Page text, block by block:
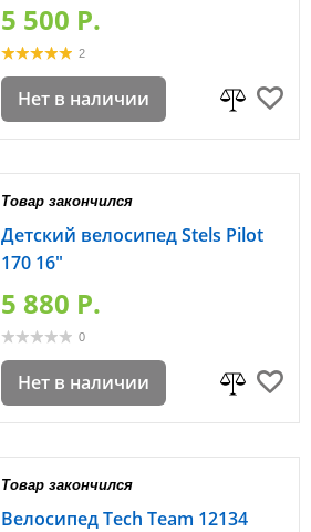
5 500 P.
2
Нет в наличии
Товар закончился
Детский велосипед Stels Pilot
170 16"
5 880 P.
0
Нет в наличии
Товар закончился
Велосипед Tech Team 12134